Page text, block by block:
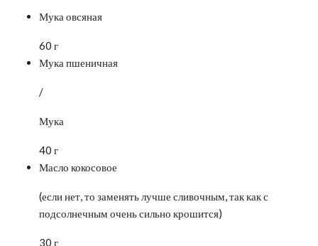
Мука овсяная
60 г
Мука пшеничная
/
Мука
40 г
Масло кокосовое
(если нет, то заменять лучше сливочным, так как с
подсолнечным очень сильно крошится)
30 г